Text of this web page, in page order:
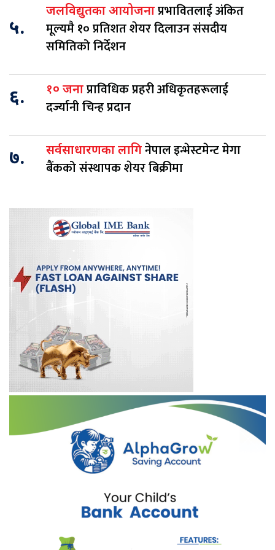
५.
जलविद्युतका आयोजनाप्रभावितलाई अंकित
मूल्यमै १० प्रतिशत शेयर दिलाउन संसदीय
समितिको निर्देशन
६. १० जनाप्राविधिक प्रहरी अधिकृतहरूलाई
दर्ज्यानी चिन्ह प्रदान
७. सर्वसाधारणका लागिनेपाल इन्भेस्टमेन्ट मेगा
बैंकको संस्थापक शेयर बिक्रीमा